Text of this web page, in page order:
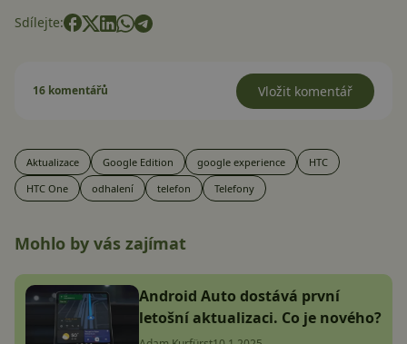
Sdílejte:
16 komentářů Vložit komentář
Aktualizace Google Edition google experience
HTC
HTC One
odhalení telefon Telefony
Mohlo by vás zajímat
Android Auto dostává první
letošní aktualizaci. Co je nového?